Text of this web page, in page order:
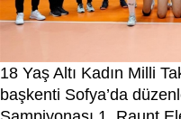
18 Yaş Altı Kadın Milli
başkenti Sofya’da